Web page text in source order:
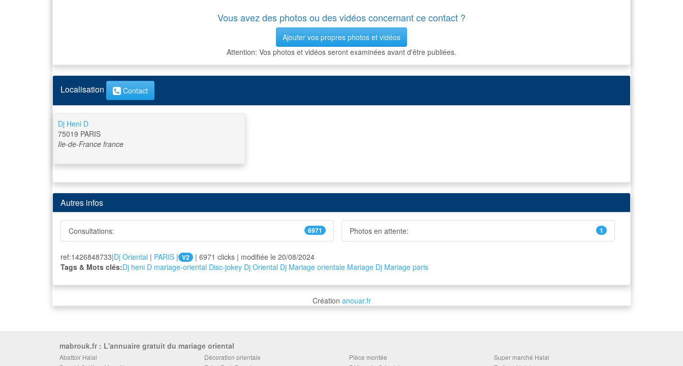
Vous avez des photos ou des vidéos concernant ce contact ?
Ajouter vos propres photos et vidéos
Attention: Vos photos et vidéos seront examinées avant d'être publiées.
Localisation Contact
Dj Heni D
75019 PARIS
Ile-de-France france
Autres infos
Consultations: 6971 Photos en attente: 1
ref:1426848733|Dj Oriental | PARIS | V2
| 6971 clicks | modifiée le 20/08/2024
Tags & Mots clés:Dj heni D mariage-oriental Disc-jokey Dj Oriental Dj Mariage orientale Mariage Dj Mariage paris
Création anouar.fr
mabrouk.fr : L'annuaire gratuit du mariage oriental
Abattoir Halal
Décoration orientale
Pièce montée
Super marché Halal